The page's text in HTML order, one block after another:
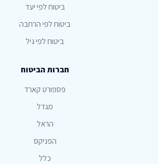
ביטוח לפי יעד
ביטוח לפי הרחבה
ביטוח לפי גיל
חברות הביטוח
פספורט קארד
מגדל
הראל
הפניקס
כלל